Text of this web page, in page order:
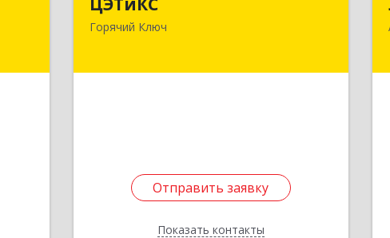
Горячий Ключ
Отправить заявку
Показать контакты
353290, Краснодарский край, Горячий
Ключ г, Ленина ул, дом № 208, оф.21
Подробнее
Отправить заявку
Назад